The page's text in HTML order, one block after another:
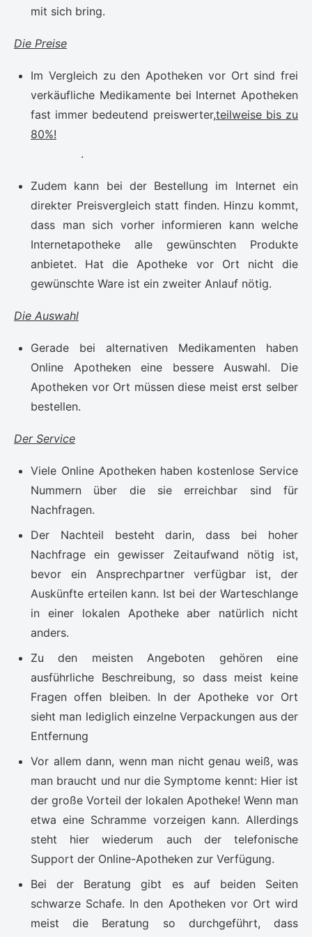
mit sich bring.
Die Preise
Im Vergleich zu den Apotheken vor Ort sind frei
verkäufliche Medikamente bei Internet Apotheken
fast immer bedeutend preiswerter,teilweise bis zu
80%!
.
Zudem kann bei der Bestellung im Internet ein
direkter Preisvergleich statt finden. Hinzu kommt,
dass man sich vorher informieren kann welche
Internetapotheke alle gewünschten Produkte
anbietet. Hat die Apotheke vor Ort nicht die
gewünschte Ware ist ein zweiter Anlauf nötig.
Die Auswahl
Gerade bei alternativen Medikamenten haben
Online Apotheken eine bessere Auswahl. Die
Apotheken vor Ort müssen diese meist erst selber
bestellen.
Der Service
Viele Online Apotheken haben kostenlose Service
Nummern über die sie erreichbar sind für
Nachfragen.
Der Nachteil besteht darin, dass bei hoher
Nachfrage ein gewisser Zeitaufwand nötig ist,
bevor ein Ansprechpartner verfügbar ist, der
Auskünfte erteilen kann. Ist bei der Warteschlange
in einer lokalen Apotheke aber natürlich nicht
anders.
Zu den meisten Angeboten gehören eine
ausführliche Beschreibung, so dass meist keine
Fragen offen bleiben. In der Apotheke vor Ort
sieht man lediglich einzelne Verpackungen aus der
Entfernung
Vor allem dann, wenn man nicht genau weiß, was
man braucht und nur die Symptome kennt: Hier ist
der große Vorteil der lokalen Apotheke! Wenn man
etwa eine Schramme vorzeigen kann. Allerdings
steht hier wiederum auch der telefonische
Support der Online-Apotheken zur Verfügung.
Bei der Beratung gibt es auf beiden Seiten
schwarze Schafe. In den Apotheken vor Ort wird
meist die Beratung so durchgeführt, dass